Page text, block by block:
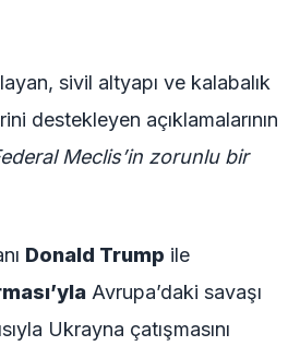
sivil altyapı ve kalabalık
destekleyen açıklamalarının
Meclis’in zorunlu bir
Donald Trump ile
Avrupa’daki savaşı
Ukrayna çatışmasını